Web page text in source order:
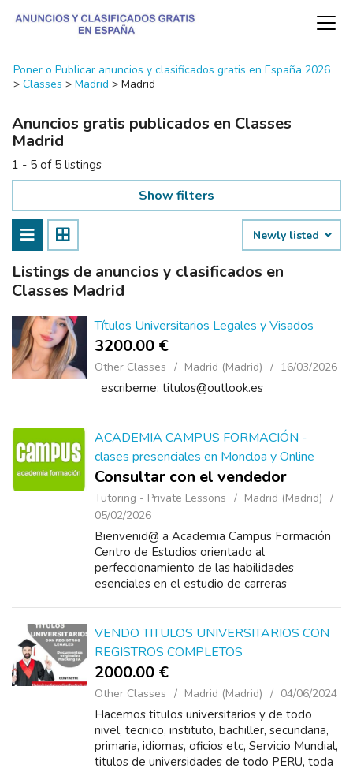
Poner o Publicar anuncios y clasificados gratis en España 2026
> Classes > Madrid > Madrid
Anuncios gratis publicados en Classes
Madrid
1 - 5 of 5 listings
Show filters
Newly listed
Listings de anuncios y clasificados en
Classes Madrid
Títulos Universitarios Legales y Visados
3200.00 €
Other Classes Madrid (Madrid) 16/03/2026
escribeme: titulos@outlook.es
ACADEMIA CAMPUS FORMACIÓN -
clases presenciales en Moncloa y Online
Consultar con el vendedor
Tutoring - Private Lessons
Madrid (Madrid)
05/02/2026
Bienvenid@ a Academia Campus Formación
Centro de Estudios orientado al
perfeccionamiento de las habilidades
esenciales en el estudio de carreras
a nuestros ...
VENDO TITULOS UNIVERSITARIOS CON
REGISTROS COMPLETOS
2000.00 €
Other Classes Madrid (Madrid) 04/06/2024
Hacemos titulos universitarios y de todo
nivel, tecnico, instituto, bachiller, secundaria,
primaria, idiomas, oficios etc, Servicio Mundial,
titulos de universidades de todo PERU, toda